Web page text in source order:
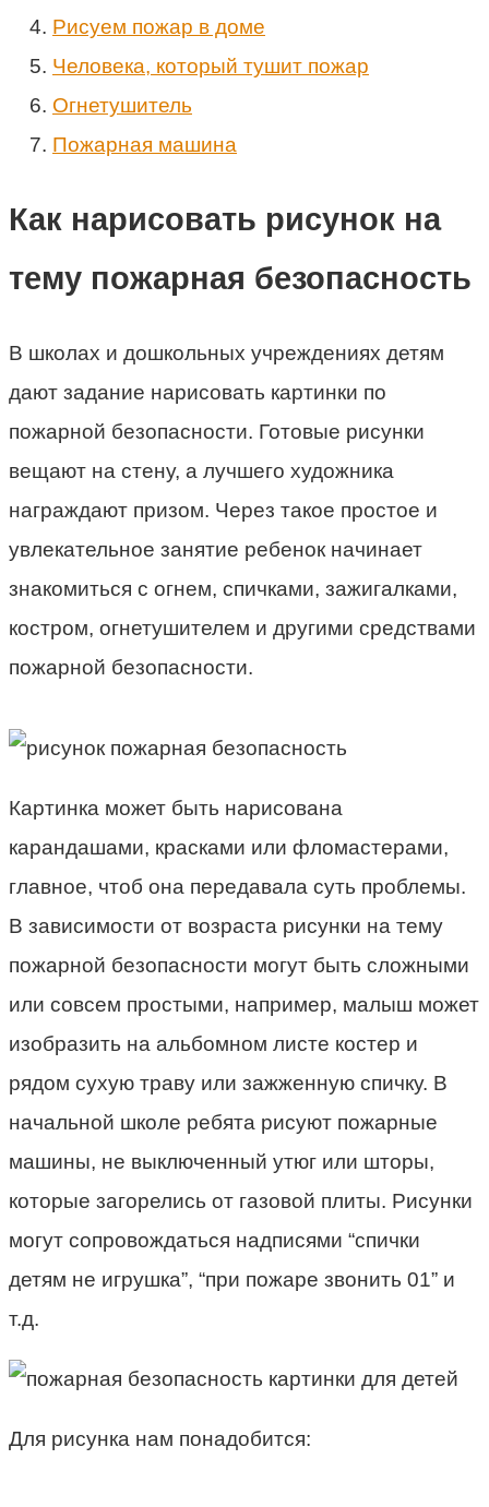
Рисуем пожар в доме
Человека, который тушит пожар
Огнетушитель
Пожарная машина
Как нарисовать рисунок на
тему пожарная безопасность
В школах и дошкольных учреждениях детям
дают задание нарисовать картинки по
пожарной безопасности. Готовые рисунки
вещают на стену, а лучшего художника
награждают призом. Через такое простое и
увлекательное занятие ребенок начинает
знакомиться с огнем, спичками, зажигалками,
костром, огнетушителем и другими средствами
пожарной безопасности.
Картинка может быть нарисована
карандашами, красками или фломастерами,
главное, чтоб она передавала суть проблемы.
В зависимости от возраста рисунки на тему
пожарной безопасности могут быть сложными
или совсем простыми, например, малыш может
изобразить на альбомном листе костер и
рядом сухую траву или зажженную спичку. В
начальной школе ребята рисуют пожарные
машины, не выключенный утюг или шторы,
которые загорелись от газовой плиты. Рисунки
могут сопровождаться надписями “спички
детям не игрушка”, “при пожаре звонить 01” и
т.д.
Для рисунка нам понадобится: